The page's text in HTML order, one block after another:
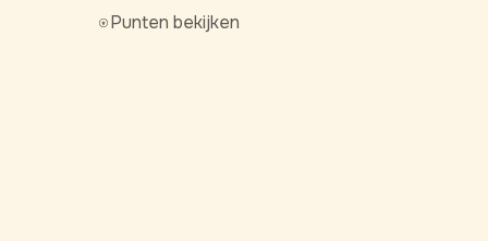
Punten bekijken